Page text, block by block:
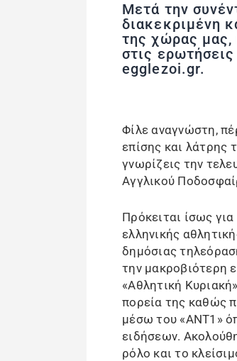
Μετά την
διακεκριμένη
της χώρας μας,
στις
egglezoi.gr.
Φίλε αναγνώστη,
επίσης και λάτρης
γνωρίζεις την
Αγγλικού
Πρόκειται ίσως
ελληνικής
δημόσιας
την μακροβιότερη
«Αθλητική
πορεία της καθώς
μέσω του «ΑΝΤ1»
ειδήσεων.
ρόλο και το